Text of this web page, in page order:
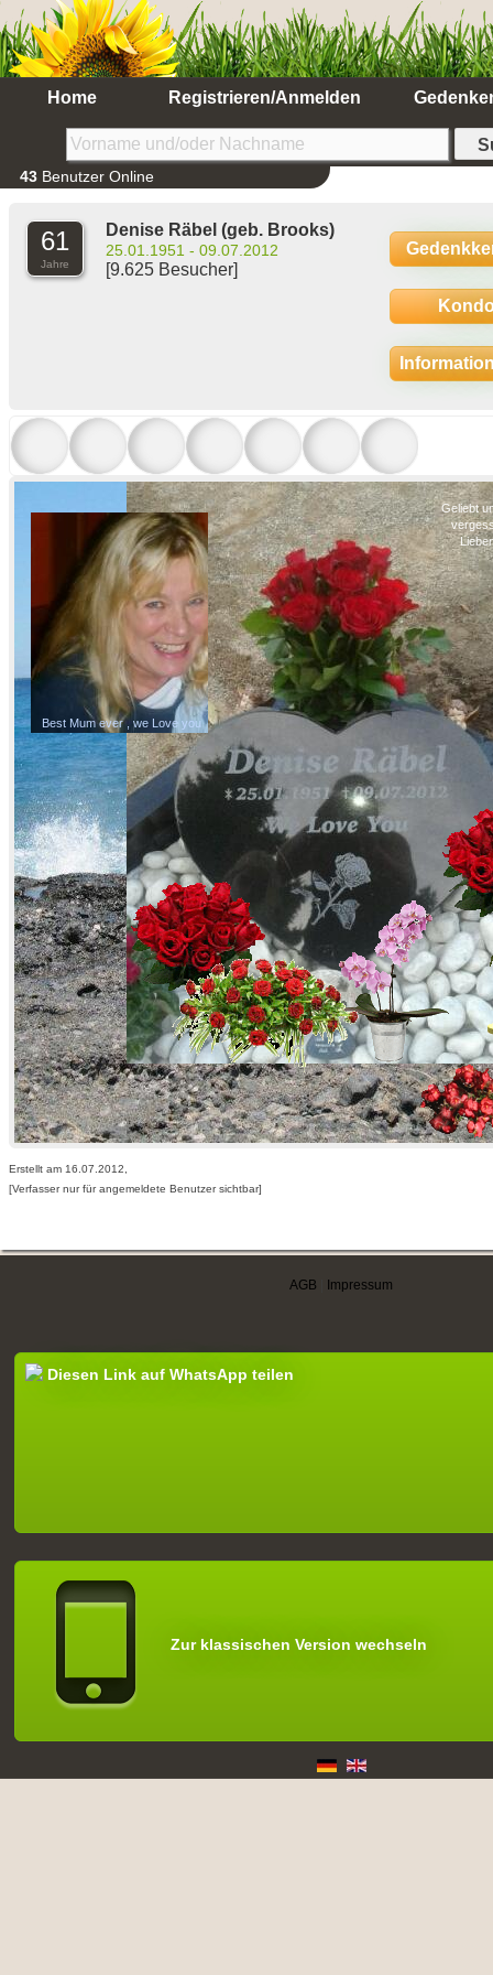
Home Registrieren/Anmelden
43 Benutzer Online
61
Jahre
Denise Räbel (geb. Brooks)
25.01.1951 - 09.07.2012
[9.625 Besucher]
Geliebt
Best Mum ever , we Love you
Erstellt am 16.07.2012,
[Verfasser nur für angemeldete Benutzer sichtbar]
AGB Impressum
Diesen Link auf WhatsApp teilen
Zur klassischen Version wechseln